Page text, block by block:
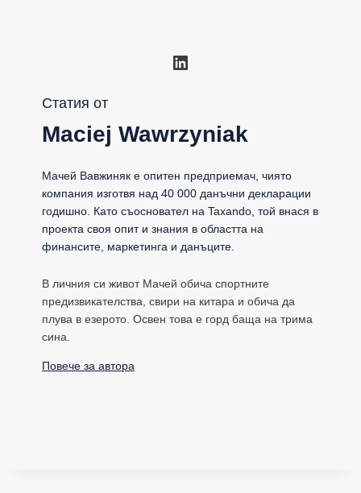
LinkedIn
Статия от
Maciej Wawrzyniak
Мачей Вавжиняк е опитен предприемач, чиято
компания изготвя над 40 000 данъчни декларации
годишно. Като съосновател на Taxando, той внася в
проекта своя опит и знания в областта на
финансите, маркетинга и данъците.
В личния си живот Мачей обича спортните
предизвикателства, свири на китара и обича да
плува в езерото. Освен това е горд баща на трима
сина.
Повече за автора